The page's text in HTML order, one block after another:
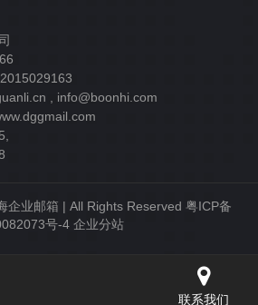
, info@boonhi.com
企业邮箱 | All Rights Reserved 粤ICP备
号-4 企业分站
联系我们